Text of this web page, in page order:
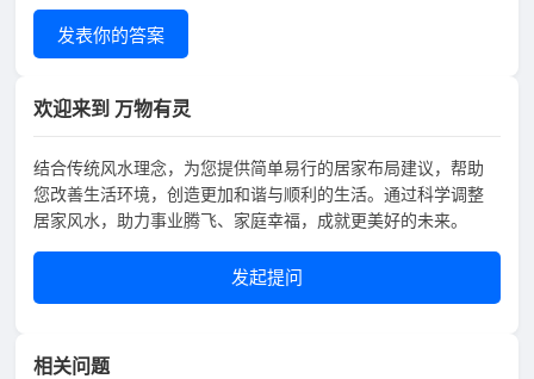
发表你的答案
欢迎来到 万物有灵
结合传统风水理念，为您提供简单易行的居家布局建议，帮助
您改善生活环境，创造更加和谐与顺利的生活。通过科学调整
居家风水，助力事业腾飞、家庭幸福，成就更美好的未来。
发起提问
相关问题